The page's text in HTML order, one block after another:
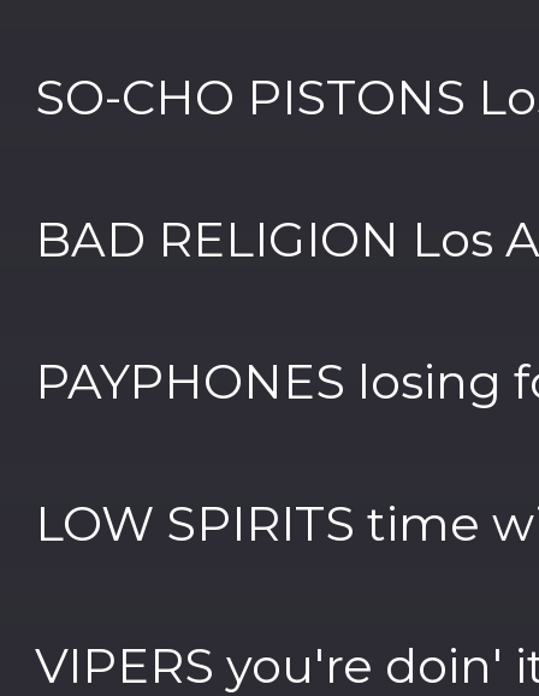
SO-CHO PISTONS
BAD RELIGION Los
PAYPHONES losing
LOW SPIRITS time
VIPERS you're doin'